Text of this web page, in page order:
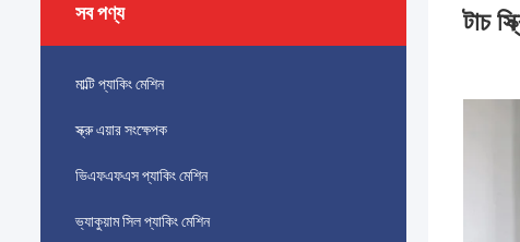
সব পণ্য
মাল্টি প্যাকিং মেশিন
স্ক্রু এয়ার সংক্ষেপক
ভিএফএফএস প্যাকিং মেশিন
ভ্যাকুয়াম সিল প্যাকিং মেশিন
টাচ